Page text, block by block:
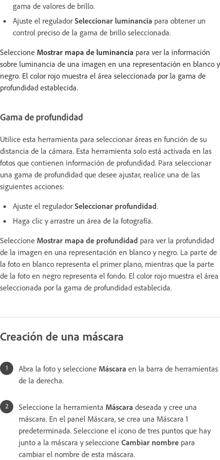
gama de valores de brillo.
Ajuste el regulador Seleccionar luminancia para obtener un
control preciso de la gama de brillo seleccionada.
Seleccione Mostrar mapa de luminancia para ver la información
sobre luminancia de una imagen en una representación en blanco y
negro. El color rojo muestra el área seleccionada por la gama de
profundidad establecida.
Gama de profundidad
Utilice esta herramienta para seleccionar áreas en función de su
distancia de la cámara. Esta herramienta solo está activada en las
fotos que contienen información de profundidad. Para seleccionar
una gama de profundidad que desee ajustar, realice una de las
siguientes acciones:
Ajuste el regulador Seleccionar profundidad.
Haga clic y arrastre un área de la fotografía.
Seleccione Mostrar mapa de profundidad para ver la profundidad
de la imagen en una representación en blanco y negro. La parte de
la foto en blanco representa el primer plano, mientras que la parte
de la foto en negro representa el fondo. El color rojo muestra el área
seleccionada por la gama de profundidad establecida.
Creación de una máscara
Abra la foto y seleccione Máscara en la barra de herramientas
de la derecha.
Seleccione la herramienta Máscara deseada y cree una
máscara. En el panel Máscara, se crea una Máscara 1
predeterminada. Seleccione el icono de tres puntos que hay
junto a la máscara y seleccione Cambiar nombre para
cambiar el nombre de esta máscara.